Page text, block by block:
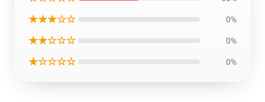
★★★☆☆ 0%
★★☆☆☆ 0%
★☆☆☆☆ 0%